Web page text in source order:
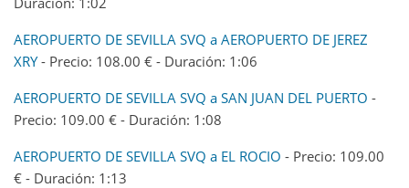
AEROPUERTO DE SEVILLA SVQ a AEROPUERTO DE JEREZ
XRY- Precio: 108.00 € - Duración: 1:06
AEROPUERTO DE SEVILLA SVQ a SAN JUAN DEL PUERTO -
Precio: 109.00 € - Duración: 1:08
AEROPUERTO DE SEVILLA SVQ a EL ROCIO - Precio: 109.00
€ - Duración: 1:13